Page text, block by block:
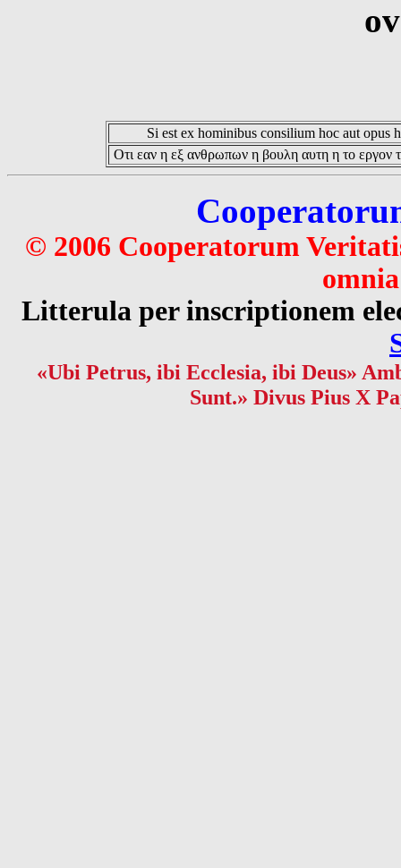
Si est ex hominibus consilium hoc aut opus
Οτι εαν η εξ ανθρωπων η βουλη αυτη η το εργον
© 2006 Cooperatorum
Litterula per inscriptionem
«Ubi Petrus, ibi Ecclesia, ibi Deus»
Sunt.» Divus Pius X